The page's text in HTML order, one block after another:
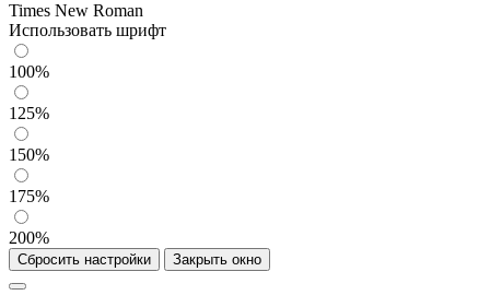
Times New Roman
Использовать шрифт
100%
125%
150%
175%
200%
Сбросить настройки Закрыть окно